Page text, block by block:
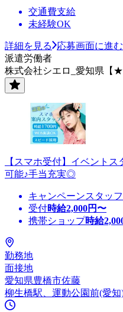
交通費支給
未経験OK
詳細を見る
応募画面に進む
派遣労働者
株式会社シエロ_愛知県【
【スマホ受付】イベント
可能♪手当充実◎
キャンペーンスタッフ
受付時給2,000円〜
携帯ショップ時給
勤務地
面接地
愛知県豊橋市佐藤
柳生橋駅、運動公園前(愛知